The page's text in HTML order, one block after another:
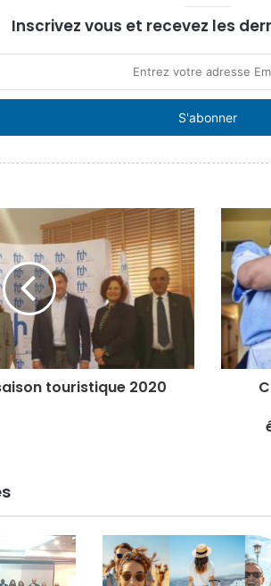
Inscrivez vous et recevez les
touristique 2020